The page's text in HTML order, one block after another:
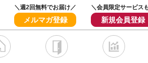
＼週2回無料でお届け／
メルマガ登録
＼会員限定サービス
新規会員登録